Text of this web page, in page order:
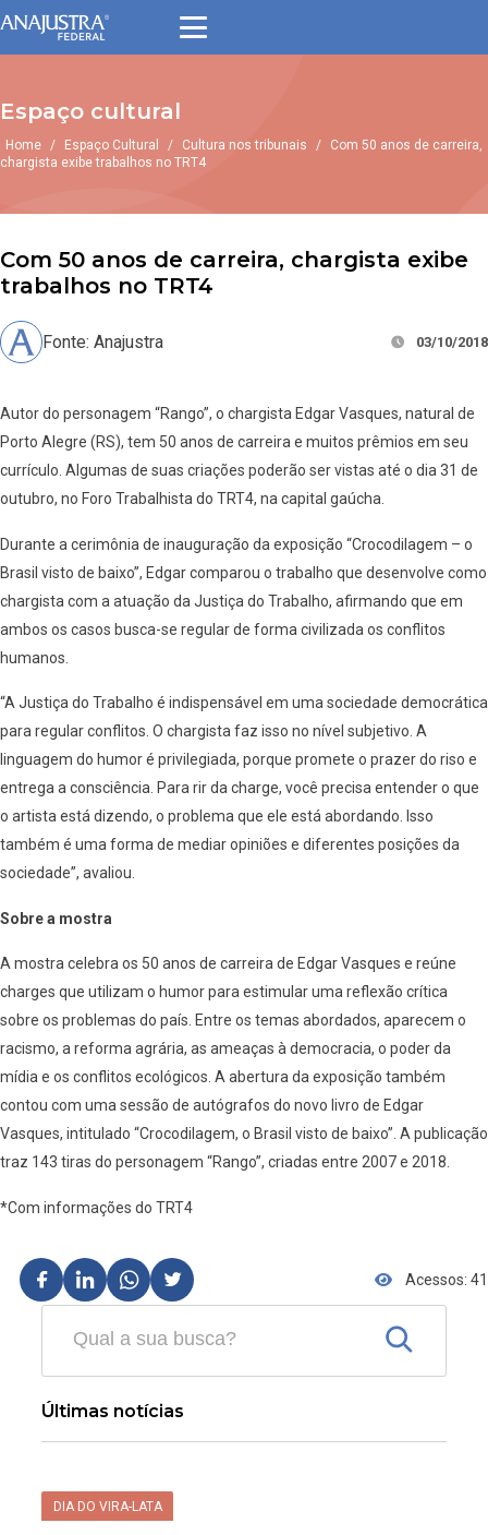
Espaço cultural
Home / Espaço Cultural / Cultura nos tribunais /
Com 50 anos de carreira,
chargista exibe trabalhos no TRT4
Com 50 anos de carreira, chargista exibe
trabalhos no TRT4
Fonte: Anajustra 03/10/2018
Autor do personagem “Rango”, o chargista Edgar Vasques, natural de
Porto Alegre (RS), tem 50 anos de carreira e muitos prêmios em seu
currículo. Algumas de suas criações poderão ser vistas até o dia 31 de
outubro, no Foro Trabalhista do TRT4, na capital gaúcha.
Durante a cerimônia de inauguração da exposição “Crocodilagem – o
Brasil visto de baixo”, Edgar comparou o trabalho que desenvolve como
chargista com a atuação da Justiça do Trabalho, afirmando que em
ambos os casos busca-se regular de forma civilizada os conflitos
humanos.
“A Justiça do Trabalho é indispensável em uma sociedade democrática
para regular conflitos. O chargista faz isso no nível subjetivo. A
linguagem do humor é privilegiada, porque promete o prazer do riso e
entrega a consciência. Para rir da charge, você precisa entender o que
o artista está dizendo, o problema que ele está abordando. Isso
também é uma forma de mediar opiniões e diferentes posições da
sociedade”, avaliou.
Sobre a mostra
A mostra celebra os 50 anos de carreira de Edgar Vasques e reúne
charges que utilizam o humor para estimular uma reflexão crítica
sobre os problemas do país. Entre os temas abordados, aparecem o
racismo, a reforma agrária, as ameaças à democracia, o poder da
mídia e os conflitos ecológicos. A abertura da exposição também
contou com uma sessão de autógrafos do novo livro de Edgar
Vasques, intitulado “Crocodilagem, o Brasil visto de baixo”. A publicação
traz 143 tiras do personagem “Rango”, criadas entre 2007 e 2018.
*Com informações do TRT4
Acessos: 41
Últimas notícias
DIA DO VIRA-LATA